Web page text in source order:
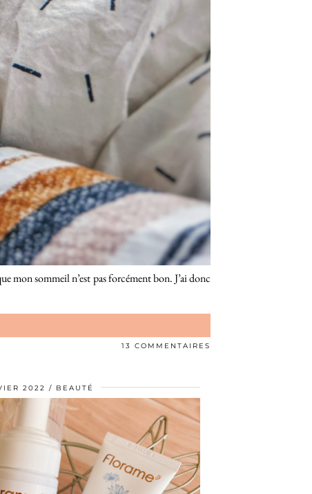
mon sommeil n’est pas forcément bon. J’ai donc
13 COMMENTAIRES
2022 BEAUTÉ